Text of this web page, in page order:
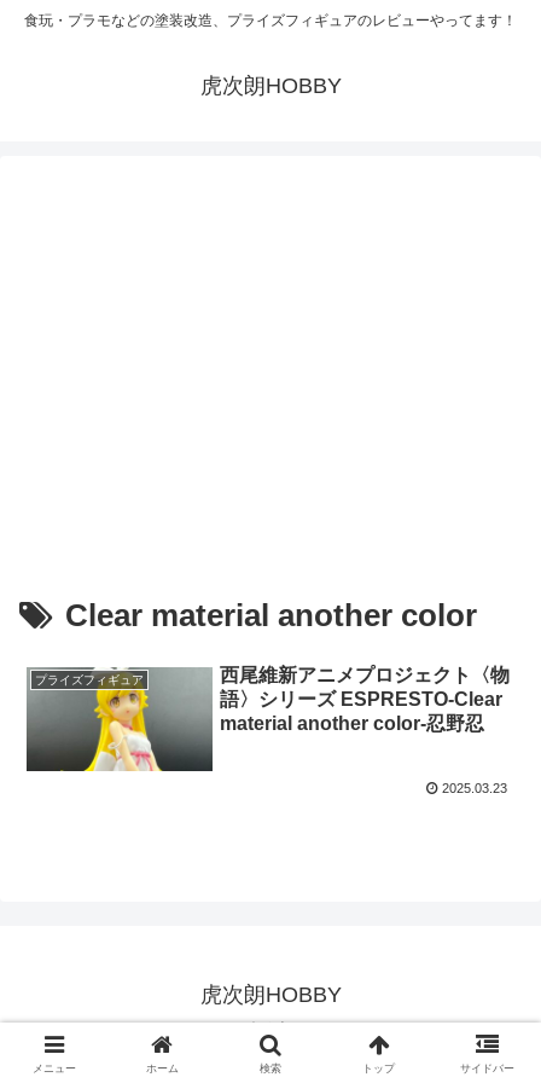
食玩・プラモなどの塗装改造、プライズフィギュアのレビューやってます！
虎次朗HOBBY
Clear material another color
プライズフィギュア
西尾維新アニメプロジェクト〈物
語〉シリーズ ESPRESTO-Clear
material another color-忍野忍
2025.03.23
虎次朗HOBBY
メニュー ホーム 検索 トップ サイドバー